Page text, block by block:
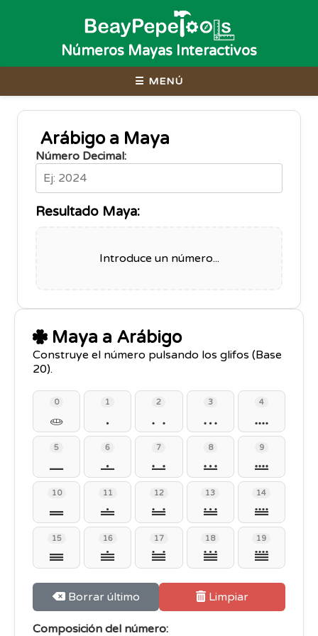
Números Mayas Interactivos
☰ MENÚ
Arábigo a Maya
Número Decimal:
Resultado Maya:
Introduce un número...
Maya a Arábigo
Construye el número pulsando los glifos (Base
20).
0
𝋠
1
𝋡
2
𝋢
3
𝋣
4
𝋤
5
𝋥
6
𝋦
7
𝋧
8
𝋨
9
𝋩
10
𝋪
11
𝋫
12
𝋬
13
𝋭
14
𝋮
15
𝋯
16
𝋰
17
𝋱
18
𝋲
19
𝋳
Borrar último Limpiar
Composición del número: